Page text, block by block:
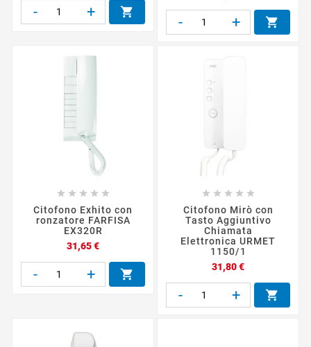
- + 
- + 
    
Citofono Exhito con
ronzatore FARFISA
EX320R
31,65 €Prezzo
- + 
    
Citofono Mirò con
Tasto Aggiuntivo
Chiamata
Elettronica URMET
1150/1
31,80 €Prezzo
- + 